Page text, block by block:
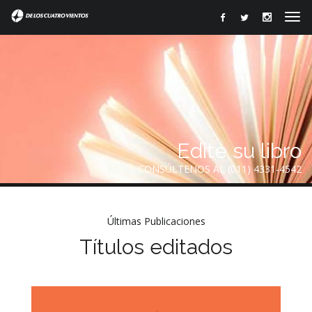
Edite su libro
CONSÚLTENOS AL (011) 4331-4542
Últimas Publicaciones
Títulos editados